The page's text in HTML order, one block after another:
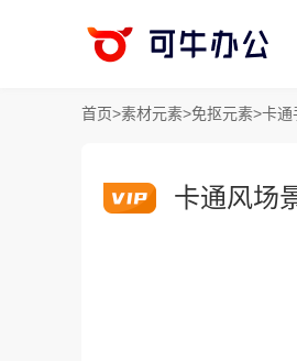
首页>素材元素>免抠元素>卡通
卡通风场